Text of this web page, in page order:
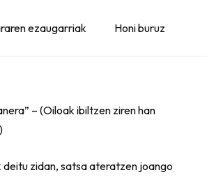
ezaugarriak Honi buruz
– (Oiloak ibiltzen ziren han
zidan, satsa ateratzen joango